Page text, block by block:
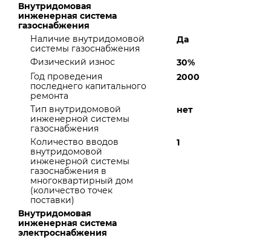
Внутридомовая
инженерная система
газоснабжения
Наличие внутридомовой
системы газоснабжения
Да
Физический износ
30%
Год проведения
последнего капитального
ремонта
2000
Тип внутридомовой
инженерной системы
газоснабжения
нет
Количество вводов
внутридомовой
инженерной системы
газоснабжения в
многоквартирный дом
(количество точек
поставки)
1
Внутридомовая
инженерная система
электроснабжения